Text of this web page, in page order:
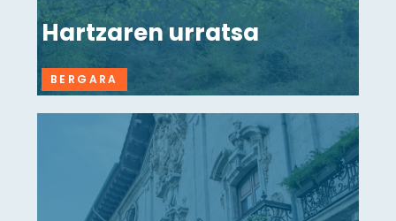
Hartzaren urratsa
BERGARA